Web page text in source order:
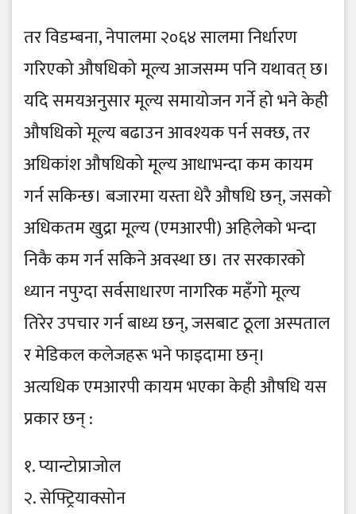
तर विडम्बना, नेपालमा २०६४ सालमा निर्धारण
गरिएको औषधिको मूल्य आजसम्म पनि यथावत् छ।
यदि समयअनुसार मूल्य समायोजन गर्ने हो भने केही
औषधिको मूल्य बढाउन आवश्यक पर्न सक्छ, तर
अधिकांश औषधिको मूल्य आधाभन्दा कम कायम
गर्न सकिन्छ। बजारमा यस्ता धेरै औषधि छन्, जसको
अधिकतम खुद्रा मूल्य (एमआरपी) अहिलेको भन्दा
निकै कम गर्न सकिने अवस्था छ। तर सरकारको
ध्यान नपुग्दा सर्वसाधारण नागरिक महँगो मूल्य
तिरेर उपचार गर्न बाध्य छन्, जसबाट ठूला अस्पताल
र मेडिकल कलेजहरू भने फाइदामा छन्।
अत्यधिक एमआरपी कायम भएका केही औषधि यस
प्रकार छन् :
१. प्यान्टोप्राजोल
२. सेफ्ट्रियाक्सोन